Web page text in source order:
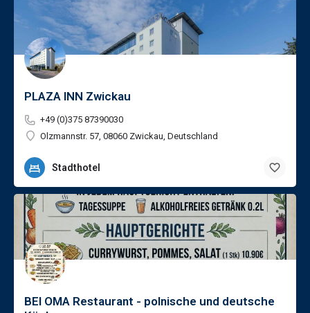
PLAZA INN Zwickau
+49 (0)375 87390030
Olzmannstr. 57, 08060 Zwickau, Deutschland
Stadthotel
BEI OMA Restaurant - polnische und deutsche